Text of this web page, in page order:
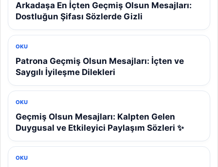
Arkadaşa En İçten Geçmiş Olsun Mesajları:
Dostluğun Şifası Sözlerde Gizli
OKU
Patrona Geçmiş Olsun Mesajları: İçten ve
Saygılı İyileşme Dilekleri
OKU
Geçmiş Olsun Mesajları: Kalpten Gelen
Duygusal ve Etkileyici Paylaşım Sözleri ✨
OKU